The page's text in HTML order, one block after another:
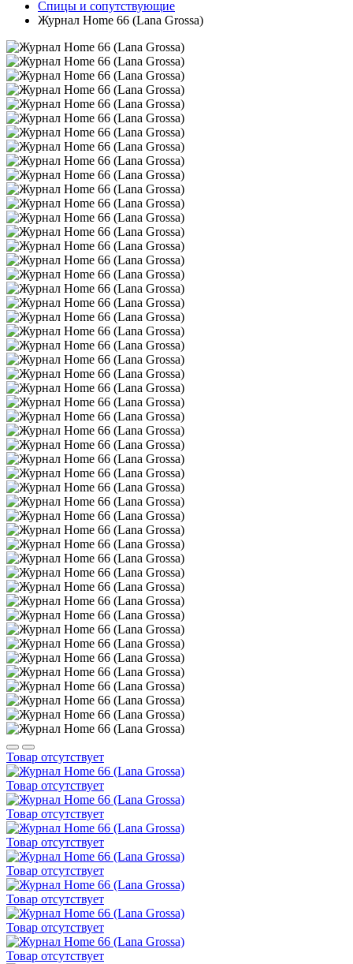
Спицы и сопутствующие
Журнал Home 66 (Lana Grossa)
Товар отсутствует
Товар отсутствует
Товар отсутствует
Товар отсутствует
Товар отсутствует
Товар отсутствует
Товар отсутствует
Товар отсутствует